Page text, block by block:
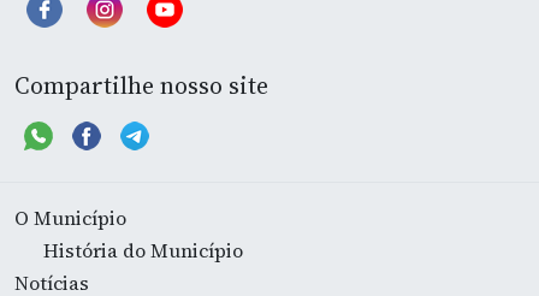
Compartilhe nosso site
O Município
História do Município
Notícias